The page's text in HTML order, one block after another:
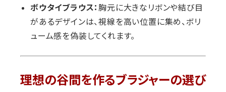
ボウタイブラウス：胸元に大きなリボンや結び目
があるデザインは、視線を高い位置に集め、ボリ
ューム感を偽装してくれます。
理想の谷間を作るブラジャーの選び